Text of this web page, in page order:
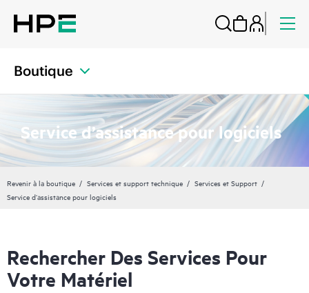
Boutique
Service d’assistance pour logiciels
Revenir à la boutique Services et support technique
Services et Support
Service d’assistance pour logiciels
Rechercher Des Services Pour
Votre Matériel